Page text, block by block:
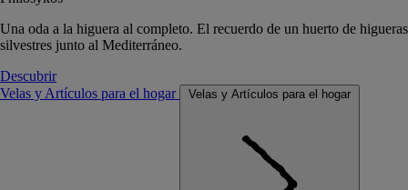
Una oda a la higuera al completo. El recuerdo de un huerto de higueras
silvestres junto al Mediterráneo.
Descubrir
Velas y Artículos para el hogar
Velas y Artículos para el hogar